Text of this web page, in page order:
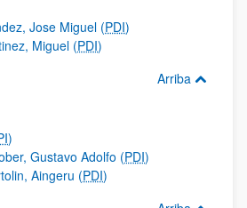
Jose Miguel (PDI)
Miguel (PDI)
Arriba
)
Gustavo Adolfo (PDI)
Aingeru (PDI)